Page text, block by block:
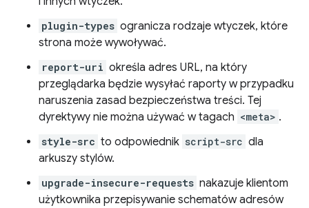
plugin-types ogranicza rodzaje wtyczek, które
strona może wywoływać.
report-uri określa adres URL, na który
przeglądarka będzie wysyłać raporty w przypadku
naruszenia zasad bezpieczeństwa treści. Tej
dyrektywy nie można używać w tagach <meta> .
style-src to odpowiednik script-src dla
arkuszy stylów.
upgrade-insecure-requests nakazuje klientom
użytkownika przepisywanie schematów adresów